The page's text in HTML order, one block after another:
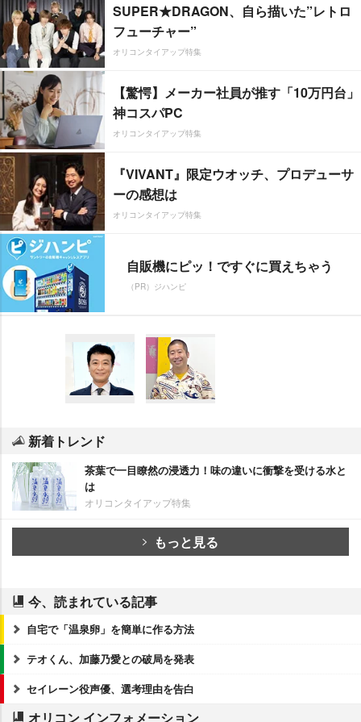
SUPER★DRAGON、自ら描いた”レトロ
フューチャー”
オリコンタイアップ特集
【驚愕】メーカー社員が推す「10万円台」
神コスパPC
オリコンタイアップ特集
『VIVANT』限定ウオッチ、プロデューサ
ーの感想は
オリコンタイアップ特集
自販機にピッ！ですぐに買えちゃう
（PR）ジハンピ
新着トレンド
茶葉で一目瞭然の浸透力！味の違いに衝撃を受ける水と
は
オリコンタイアップ特集
もっと見る
今、読まれている記事
自宅で「温泉卵」を簡単に作る方法
テオくん、加藤乃愛との破局を発表
セイレーン役声優、選考理由を告白
オリコン インフォメーション